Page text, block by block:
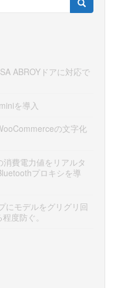
ABROYドアに対応で
を導入
の文字化
費電力値をリアルタ
プロキシを導
にモデルをグリグリ回
度防ぐ。